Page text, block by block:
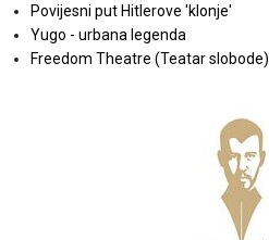
Povijesni put Hitlerove 'klonje'
Yugo - urbana legenda
Freedom Theatre (Teatar slobode)